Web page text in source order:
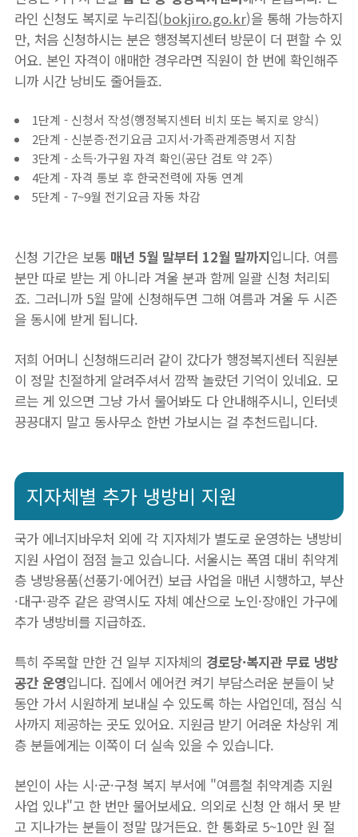
라인 신청도 복지로 누리집(bokjiro.go.kr)을 통해 가능하지
만, 처음 신청하시는 분은 행정복지센터 방문이 더 편할 수 있
어요. 본인 자격이 애매한 경우라면 직원이 한 번에 확인해주
니까 시간 낭비도 줄어들죠.
1단계 - 신청서 작성(행정복지센터 비치 또는 복지로 양식)
2단계 - 신분증·전기요금 고지서·가족관계증명서 지참
3단계 - 소득·가구원 자격 확인(공단 검토 약 2주)
4단계 - 자격 통보 후 한국전력에 자동 연계
5단계 - 7~9월 전기요금 자동 차감
신청 기간은 보통 매년 5월 말부터 12월 말까지입니다. 여름
분만 따로 받는 게 아니라 겨울 분과 함께 일괄 신청 처리되
죠. 그러니까 5월 말에 신청해두면 그해 여름과 겨울 두 시즌
을 동시에 받게 됩니다.
저희 어머니 신청해드리러 같이 갔다가 행정복지센터 직원분
이 정말 친절하게 알려주셔서 깜짝 놀랐던 기억이 있네요. 모
르는 게 있으면 그냥 가서 물어봐도 다 안내해주시니, 인터넷
끙끙대지 말고 동사무소 한번 가보시는 걸 추천드립니다.
지자체별 추가 냉방비 지원
국가 에너지바우처 외에 각 지자체가 별도로 운영하는 냉방비
지원 사업이 점점 늘고 있습니다. 서울시는 폭염 대비 취약계
층 냉방용품(선풍기·에어컨) 보급 사업을 매년 시행하고, 부산
·대구·광주 같은 광역시도 자체 예산으로 노인·장애인 가구에
추가 냉방비를 지급하죠.
특히 주목할 만한 건 일부 지자체의 경로당·복지관 무료 냉방
공간 운영입니다. 집에서 에어컨 켜기 부담스러운 분들이 낮
동안 가서 시원하게 보내실 수 있도록 하는 사업인데, 점심 식
사까지 제공하는 곳도 있어요. 지원금 받기 어려운 차상위 계
층 분들에게는 이쪽이 더 실속 있을 수 있습니다.
본인이 사는 시·군·구청 복지 부서에 "여름철 취약계층 지원
사업 있냐"고 한 번만 물어보세요. 의외로 신청 안 해서 못 받
고 지나가는 분들이 정말 많거든요. 한 통화로 5~10만 원 절